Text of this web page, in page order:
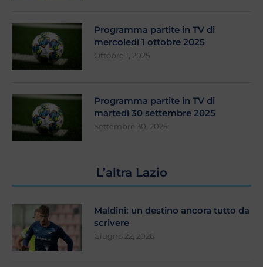
Programma partite in TV di
mercoledì 1 ottobre 2025
Ottobre 1, 2025
Programma partite in TV di
martedì 30 settembre 2025
Settembre 30, 2025
L’altra Lazio
Maldini: un destino ancora tutto da
scrivere
Giugno 22, 2026